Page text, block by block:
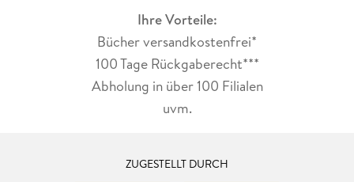
Ihre Vorteile:
Bücher versandkostenfrei*
100 Tage Rückgaberecht***
Abholung in über 100 Filialen
uvm.
ZUGESTELLT DURCH